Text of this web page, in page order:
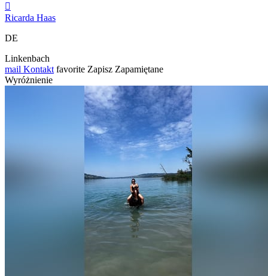

Ricarda Haas
DE
Linkenbach
mail Kontakt favorite Zapisz Zapamiętane
Wyróżnienie